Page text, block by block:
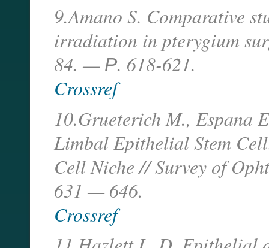
9.Amano S. Comparative
irradiation in pterygium
84. — Р. 618-621.
Crossref
10.Grueterich M., Espana
Limbal Epithelial Stem
Cell Niche // Survey of
631 — 646.
Crossref